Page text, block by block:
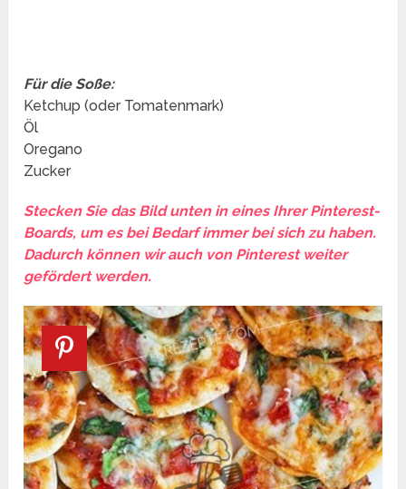
Für die Soße:
Ketchup (oder Tomatenmark)
Öl
Oregano
Zucker
Stecken Sie das Bild unten in eines Ihrer Pinterest-
Boards, um es bei Bedarf immer bei sich zu haben.
Dadurch können wir auch von Pinterest weiter
gefördert werden.